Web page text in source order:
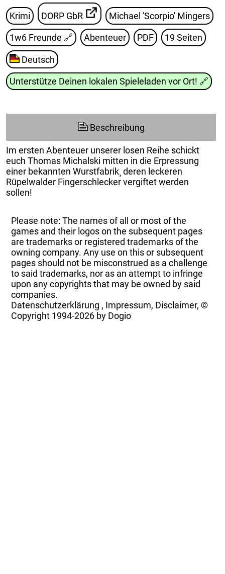
Krimi DORP GbR Michael 'Scorpio' Mingers
1w6 Freunde 🔗 Abenteuer PDF 19 Seiten
Deutsch
Unterstütze Deinen lokalen Spieleladen vor Ort! 🔗
Beschreibung
Im ersten Abenteuer unserer losen Reihe schickt
euch Thomas Michalski mitten in die Erpressung
einer bekannten Wurstfabrik¸ deren leckeren
Rüpelwalder Fingerschlecker vergiftet werden
sollen!
Please note: The names of all or most of the
games and their logos on the subsequent pages
are trademarks or registered trademarks of the
owning company. Any use on this or subsequent
pages should not be misconstrued as a challenge
to said trademarks, nor as an attempt to infringe
upon any copyrights that may be owned by said
companies.
Datenschutzerklärung , Impressum, Disclaimer, ©
Copyright 1994-2026 by Dogio